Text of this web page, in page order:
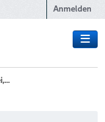
Anmelden